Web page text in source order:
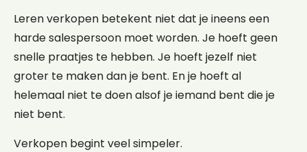
Leren verkopen betekent niet dat je ineens een
harde salespersoon moet worden. Je hoeft geen
snelle praatjes te hebben. Je hoeft jezelf niet
groter te maken dan je bent. En je hoeft al
helemaal niet te doen alsof je iemand bent die je
niet bent.
Verkopen begint veel simpeler.